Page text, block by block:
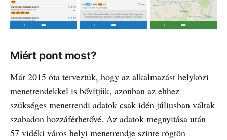
Miért pont most?
Már 2015 óta terveztük, hogy az alkalmazást helyközi
menetrendekkel is bővítjük, azonban az ehhez
szükséges menetrendi adatok csak idén júliusban váltak
szabadon hozzáférhetővé. Az adatok megnyitása után
57 vidéki város helyi menetrendje szinte rögtön